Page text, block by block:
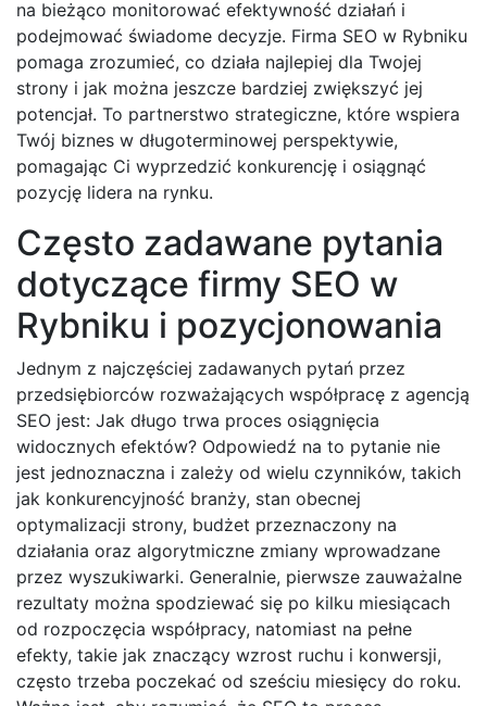
na bieżąco monitorować efektywność działań i
podejmować świadome decyzje. Firma SEO w Rybniku
pomaga zrozumieć, co działa najlepiej dla Twojej
strony i jak można jeszcze bardziej zwiększyć jej
potencjał. To partnerstwo strategiczne, które wspiera
Twój biznes w długoterminowej perspektywie,
pomagając Ci wyprzedzić konkurencję i osiągnąć
pozycję lidera na rynku.
Często zadawane pytania
dotyczące firmy SEO w
Rybniku i pozycjonowania
Jednym z najczęściej zadawanych pytań przez
przedsiębiorców rozważających współpracę z agencją
SEO jest: Jak długo trwa proces osiągnięcia
widocznych efektów? Odpowiedź na to pytanie nie
jest jednoznaczna i zależy od wielu czynników, takich
jak konkurencyjność branży, stan obecnej
optymalizacji strony, budżet przeznaczony na
działania oraz algorytmiczne zmiany wprowadzane
przez wyszukiwarki. Generalnie, pierwsze zauważalne
rezultaty można spodziewać się po kilku miesiącach
od rozpoczęcia współpracy, natomiast na pełne
efekty, takie jak znaczący wzrost ruchu i konwersji,
często trzeba poczekać od sześciu miesięcy do roku.